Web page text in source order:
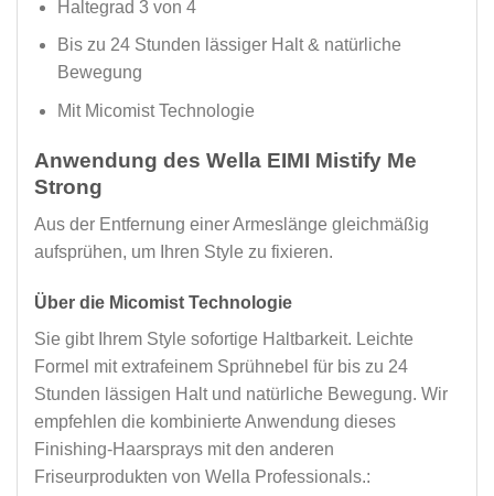
Haltegrad 3 von 4
Bis zu 24 Stunden lässiger Halt & natürliche
Bewegung
Mit Micomist Technologie
Anwendung des Wella EIMI Mistify Me
Strong
Aus der Entfernung einer Armeslänge gleichmäßig
aufsprühen, um Ihren Style zu fixieren.
Über die Micomist Technologie
Sie gibt Ihrem Style sofortige Haltbarkeit. Leichte
Formel mit extrafeinem Sprühnebel für bis zu 24
Stunden lässigen Halt und natürliche Bewegung. Wir
empfehlen die kombinierte Anwendung dieses
Finishing-Haarsprays mit den anderen
Friseurprodukten von Wella Professionals.: